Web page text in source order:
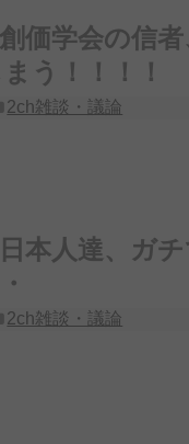
価学会の信
う！！！！
2ch雑談・議論
本人達、ガ
2ch雑談・議論